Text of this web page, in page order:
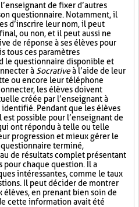
de fixer d’autres
questionnaire. Notamment, il
d’inscrire leur nom, il peut
ou non, et il peut aussi ne
de réponse à ses élèves pour
tous ces paramètres
le questionnaire disponible et
à Socrativeà l’aide de leur
ou encore leur téléphone
les élèves doivent
créée par l’enseignant à
Pendant que les élèves
possible pour l’enseignant de
ont répondu à telle ou telle
progression et mieux gérer le
terminé,
de résultats complet présentant
pour chaque question. Il a
intéressantes, comme le taux
Il peut décider de montrer
en prenant bien soin de
cette information avait été